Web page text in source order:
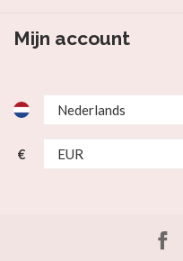
Mijn account
€